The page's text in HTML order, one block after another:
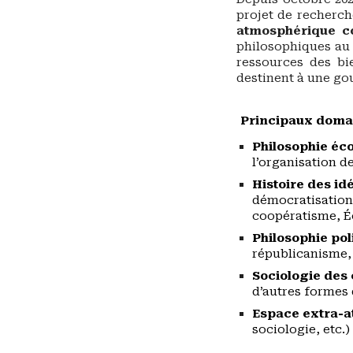
projet de
atmosphérique
philosophiques
ressources des
destinent à une
Principaux
Philosophie
l’organisation
Histoire des
coopératisme,
Philosophie
Sociologie
d’autres
Espace extra-
sociologie, etc.)